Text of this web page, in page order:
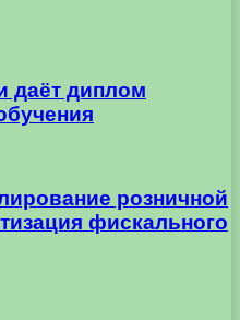
даёт диплом
розничной
фискального